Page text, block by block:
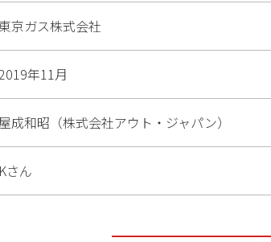
京ガス株式会社
年11月
屋成和昭（株式会社アウト・ジャパン）
Kさん